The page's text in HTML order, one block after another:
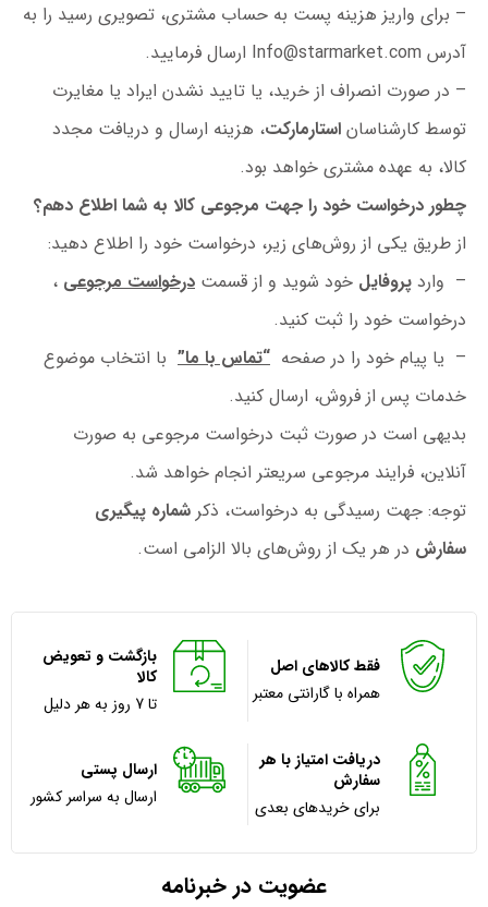
– برای واریز هزینه پست به حساب مشتری، تصویری رسید را به
آدرس Info@starmarket.com ارسال فرمایید.
– در صورت انصراف از خرید، یا تایید نشدن ایراد یا مغایرت
توسط کارشناسان استارمارکت، هزینه ارسال و دریافت مجدد
کالا، به عهده مشتری خواهد بود.
چطور درخواست خود را جهت مرجوعی کالا به شما اطلاع دهم؟
از طریق یکی از روش‌های زیر، درخواست خود را اطلاع دهید:
– وارد پروفایل خود شوید و از قسمت درخواست مرجوعی ،
درخواست خود را ثبت کنید.
– یا پیام خود را در صفحه “تماس با ما” با انتخاب موضوع
خدمات پس از فروش، ارسال کنید.
بدیهی است در صورت ثبت درخواست مرجوعی به صورت
آنلاین، فرایند مرجوعی سریعتر انجام خواهد شد.
توجه: جهت رسیدگی به درخواست، ذکر شماره پیگیری
سفارش در هر یک از روش‌های بالا الزامی است.
فقط کالاهای اصل
همراه با گارانتی معتبر
بازگشت و تعویض
کالا
تا 7 روز به هر دلیل
دریافت امتیاز با هر
سفارش
برای خریدهای بعدی
ارسال پستی
ارسال به سراسر کشور
عضویت در خبرنامه